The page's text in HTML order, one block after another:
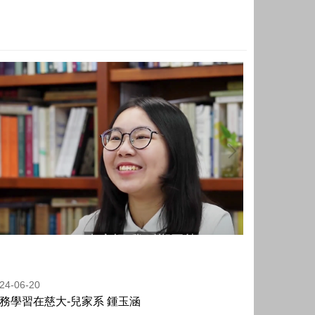
學習在慈大-兒家系 鍾玉涵
06-20